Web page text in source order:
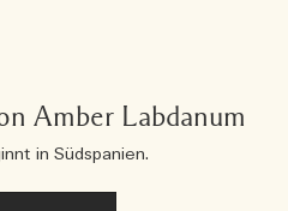
Amber Labdanum
in Südspanien.